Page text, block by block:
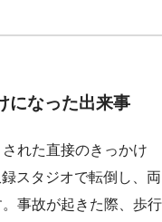
になった出来事
れた直接のきっかけ
スタジオで転倒し、両
事故が起きた際、歩行